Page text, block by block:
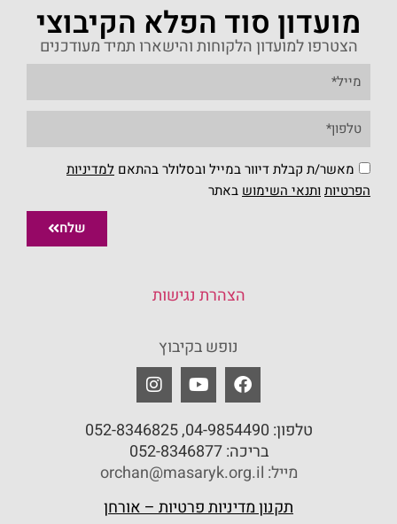
מועדון סוד הפלא הקיבוצי
הצטרפו למועדון הלקוחות והישארו תמיד מעודכנים
מאשר/ת קבלת דיוור במייל ובסלולר בהתאם למדיניות
הפרטיות ותנאי השימוש באתר
שלח
הצהרת נגישות
נופש בקיבוץ
טלפון: 04-9854490
, 052-8346825
בריכה:052-8346877
מייל: orchan@masaryk.org.il
תקנון מדיניות פרטיות – אורחן